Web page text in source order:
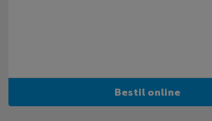
Bestil online